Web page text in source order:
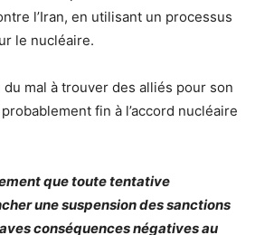
l’Iran, en utilisant un processus
le nucléaire.
mal à trouver des alliés pour son
fin à l’accord nucléaire
que toute tentative
une suspension des sanctions
conséquences négatives au